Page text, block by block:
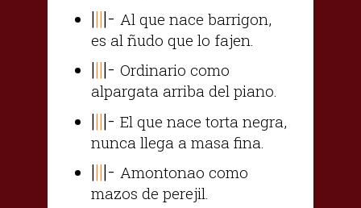
||||- Al que nace barrigon,
es al ñudo que lo fajen.
||||- Ordinario como
alpargata arriba del piano.
||||- El que nace torta negra,
nunca llega a masa fina.
||||- Amontonao como
mazos de perejil.